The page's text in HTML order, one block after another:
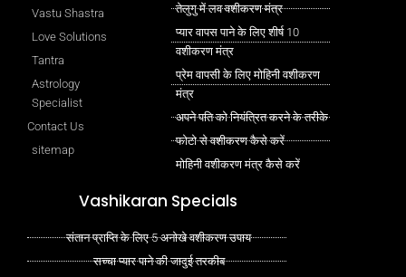
Vastu Shastra
Love Solutions
Tantra
Astrology
Specialist
Contact Us
sitemap
तेलुगु में लव वशीकरण मंत्र
प्यार वापस पाने के लिए शीर्ष 10
वशीकरण मंत्र
प्रेम वापसी के लिए मोहिनी वशीकरण
मंत्र
अपने पति को नियंत्रित करने के तरीके
फोटो से वशीकरण कैसे करें
मोहिनी वशीकरण मंत्र कैसे करें
Vashikaran Specials
संतान प्राप्ति के लिए 5 अनोखे वशीकरण उपाय
सच्चा प्यार पाने की जादुई तरकीब